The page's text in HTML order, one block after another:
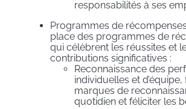
responsabilités à ses
Programmes de
place des programmes de
qui célèbrent les réussites et
contributions significatives :
Reconnaissance des
individuelles et
marques de
quotidien et féliciter les